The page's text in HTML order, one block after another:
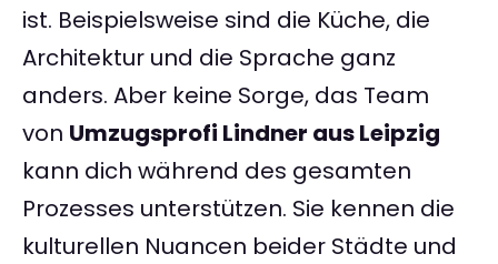
ist. Beispielsweise sind die Küche, die
Architektur und die Sprache ganz
anders. Aber keine Sorge, das Team
von Umzugsprofi Lindner aus Leipzig
kann dich während des gesamten
Prozesses unterstützen. Sie kennen die
kulturellen Nuancen beider Städte und